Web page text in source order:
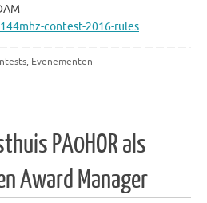
contest-2016-rules
, Evenementen
PA0HOR als
Award Manager